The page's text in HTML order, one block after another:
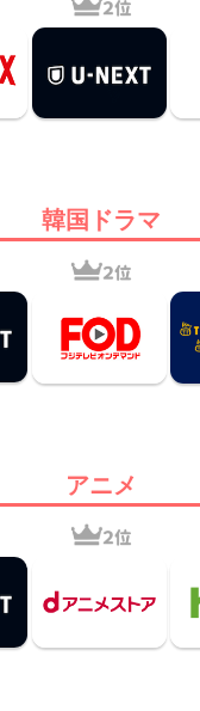
韓国ドラマ
アニメ